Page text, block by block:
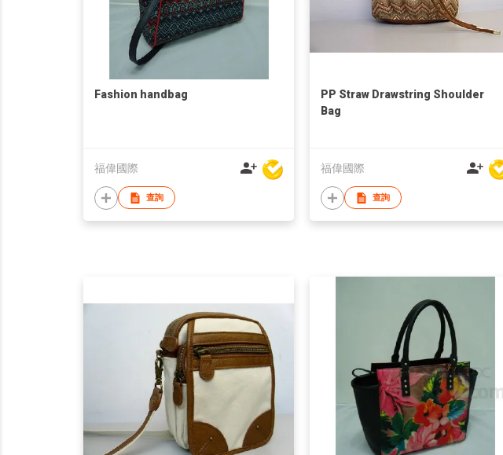
Fashion handbag
福偉國際
查詢
PP Straw Drawstring Shoulder
Bag
福偉國際
查詢